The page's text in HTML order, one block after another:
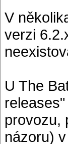
V
verzi
U The
provozu,
názoru)